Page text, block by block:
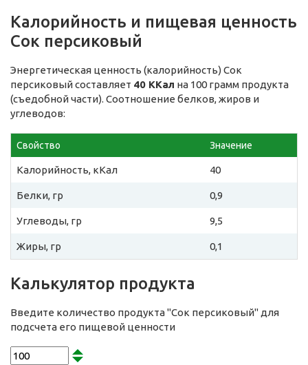
Калорийность и пищевая ценность
Сок персиковый
Энергетическая ценность (калорийность) Сок
персиковый составляет 40 ККал на 100 грамм продукта
(съедобной части). Соотношение белков, жиров и
углеводов:
Свойство Значение
Калорийность, кКал 40
Белки, гр 0,9
Углеводы, гр 9,5
Жиры, гр 0,1
Калькулятор продукта
Введите количество продукта "Сок персиковый" для
подсчета его пищевой ценности